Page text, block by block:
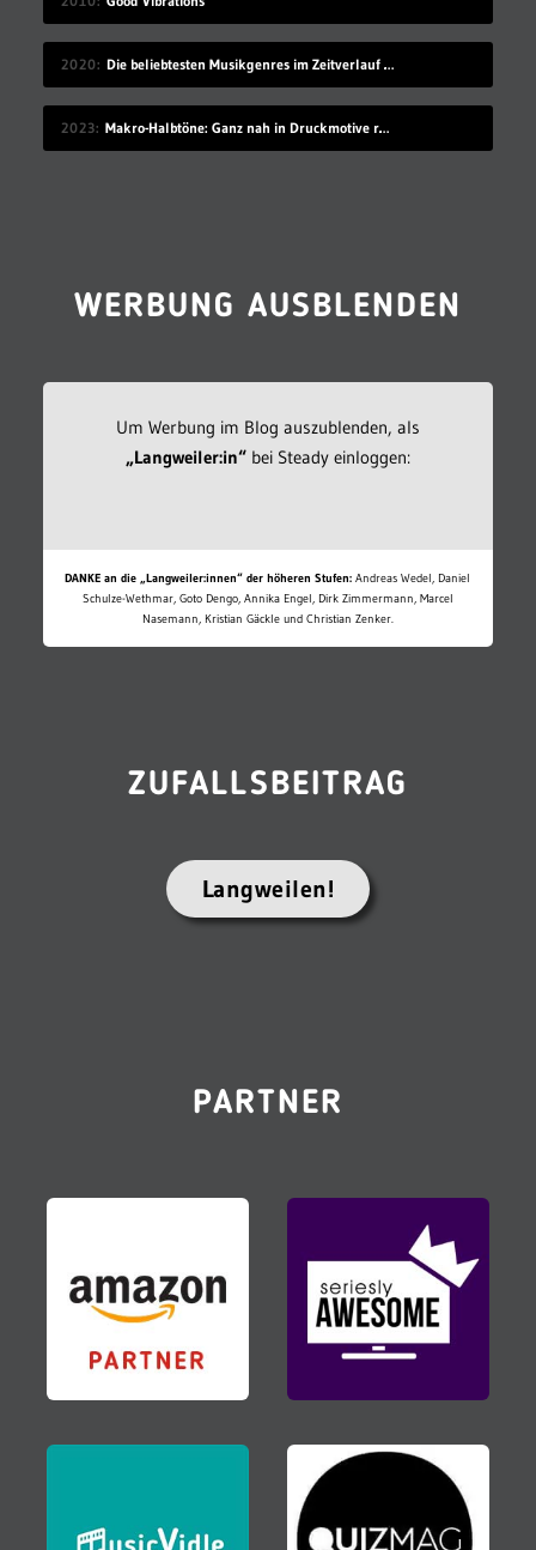
2020 Die beliebtesten Musikgenres im Zeitverlauf (1910-2019)
2023 Makro-Halbtöne: Ganz nah in Druckmotive reingezoomt
WERBUNG AUSBLENDEN
Um Werbung im Blog auszublenden, als
„Langweiler:in“bei Steady einloggen:
DANKE an die „Langweiler:innen“ der höheren Stufen: Andreas Wedel, Daniel
Schulze-Wethmar, Goto Dengo, Annika Engel, Dirk Zimmermann, Marcel
Nasemann, Kristian Gäckle und Christian Zenker.
ZUFALLSBEITRAG
Langweilen!
PARTNER